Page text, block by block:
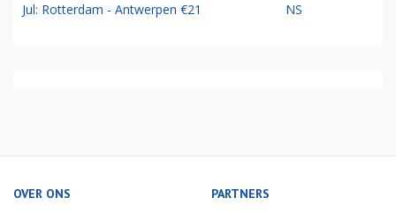
Jul: Rotterdam - Antwerpen €21 NS
OVER ONS PARTNERS